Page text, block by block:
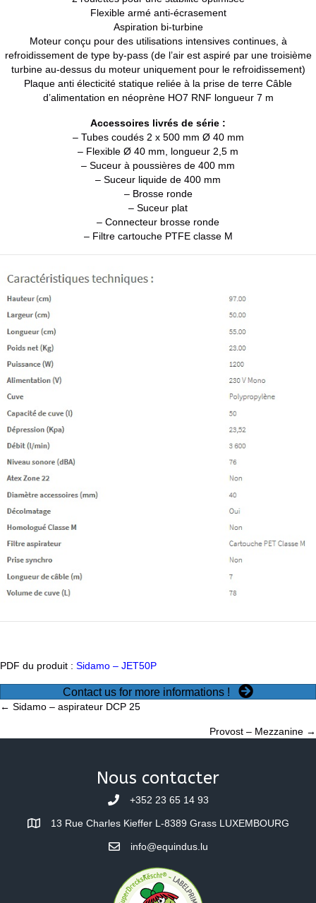
Flexible armé anti-écrasement
Aspiration bi-turbine
Moteur conçu pour des utilisations intensives continues, à
refroidissement de type by-pass (de l’air est aspiré par une troisième
turbine au-dessus du moteur uniquement pour le refroidissement)
Plaque anti électicité statique reliée à la prise de terre Câble
d’alimentation en néoprène HO7 RNF longueur 7 m
Accessoires livrés de série :
– Tubes coudés 2 x 500 mm Ø 40 mm
– Flexible Ø 40 mm, longueur 2,5 m
– Suceur à poussières de 400 mm
– Suceur liquide de 400 mm
– Brosse ronde
– Suceur plat
– Connecteur brosse ronde
– Filtre cartouche PTFE classe M
PDF du produit : Sidamo – JET50P
Contact us for more informations !
Posts
navigation
← Sidamo – aspirateur DCP 25
Provost – Mezzanine →
Nous contacter
+352 23 65 14 93
13 Rue Charles Kieffer L-8389 Grass LUXEMBOURG
info@equindus.lu